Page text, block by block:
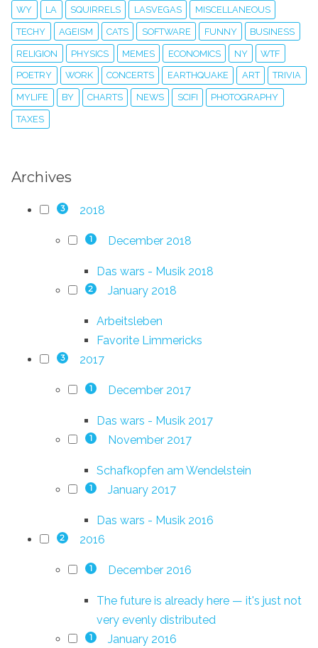
WY LA SQUIRRELS LASVEGAS MISCELLANEOUS
TECHY AGEISM CATS SOFTWARE FUNNY BUSINESS
RELIGION PHYSICS MEMES ECONOMICS NY WTF
POETRY WORK CONCERTS EARTHQUAKE ART TRIVIA
MYLIFE BY CHARTS NEWS SCIFI PHOTOGRAPHY
TAXES
Archives
3 2018
1 December 2018
Das wars - Musik 2018
2 January 2018
Arbeitsleben
Favorite Limmericks
3 2017
1 December 2017
Das wars - Musik 2017
1 November 2017
Schafkopfen am Wendelstein
1 January 2017
Das wars - Musik 2016
2 2016
1 December 2016
The future is already here — it's just not
very evenly distributed
1 January 2016